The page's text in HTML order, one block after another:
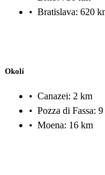
• Bratislava: 620
Okolí
• Canazei: 2 km
• Pozza di Fassa:
• Moena: 16 km